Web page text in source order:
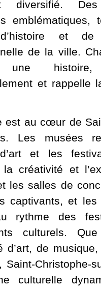
diversifié. Des
emblématiques,
et de
de la ville.
une
et rappelle
est au cœur de
Les musées
et les
la créativité et
les salles de
captivants, et les
rythme des
culturels.
d’art, de
Saint-Christophe-
culturelle